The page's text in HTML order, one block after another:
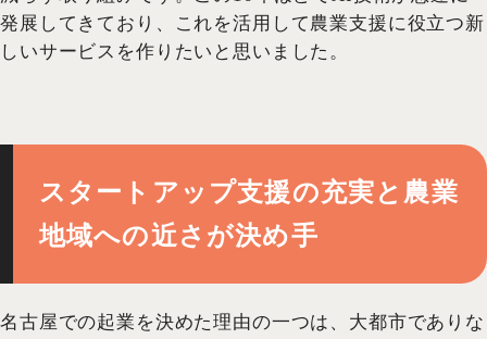
発展してきており、これを活用して農業支援に役立つ新
しいサービスを作りたいと思いました。
スタートアップ支援の充実と農業
地域への近さが決め手
名古屋での起業を決めた理由の一つは、大都市でありな